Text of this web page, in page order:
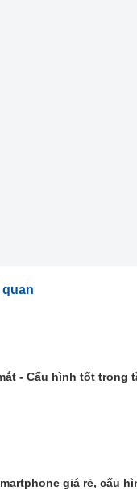
quan
- Cấu hình tốt trong
giá rẻ, cấu